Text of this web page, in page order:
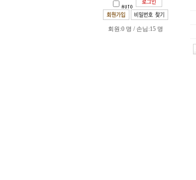
회원:0 명 / 손님:15 명